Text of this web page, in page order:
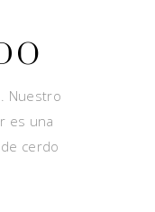
Nuestro
es una
cerdo